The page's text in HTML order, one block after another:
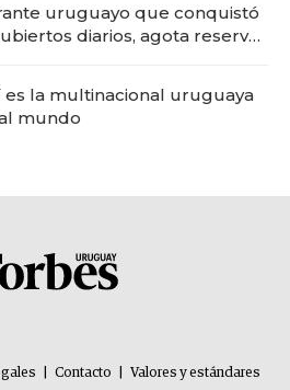
uruguayo que conquistó
diarios, agota reservas
es la multinacional uruguaya
mundo
Contacto Valores y estándares